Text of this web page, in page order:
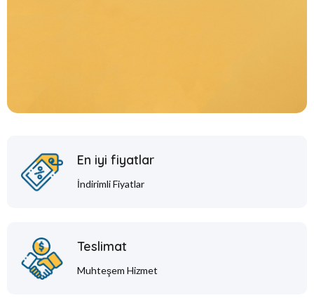
En iyi fiyatlar
İndirimli Fiyatlar
Teslimat
Muhteşem Hizmet